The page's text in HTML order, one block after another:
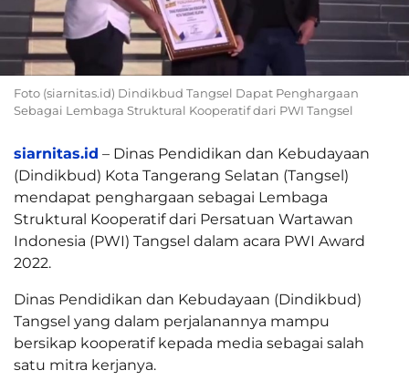
Foto (siarnitas.id) Dindikbud Tangsel Dapat Penghargaan
Sebagai Lembaga Struktural Kooperatif dari PWI Tangsel
siarnitas.id – Dinas Pendidikan dan Kebudayaan
(Dindikbud) Kota Tangerang Selatan (Tangsel)
mendapat penghargaan sebagai Lembaga
Struktural Kooperatif dari Persatuan Wartawan
Indonesia (PWI) Tangsel dalam acara PWI Award
2022.
Dinas Pendidikan dan Kebudayaan (Dindikbud)
Tangsel yang dalam perjalanannya mampu
bersikap kooperatif kepada media sebagai salah
satu mitra kerjanya.